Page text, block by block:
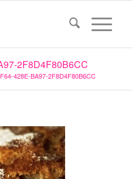
2F8D4F80B6CC
428E-BA97-2F8D4F80B6CC